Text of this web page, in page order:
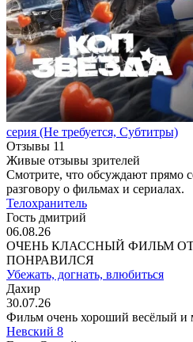
серия (Не требуется, Субтитры)
Отзывы 11
Живые отзывы зрителей
Смотрите, что обсуждают прямо
разговору о фильмах и сериалах.
Телохранитель
Гость дмитрий
06.08.26
ОЧЕНЬ КЛАССНЫЙ ФИЛЬМ
ПОНРАВИЛСЯ
Убежать, догнать, влюбиться
Дахир
30.07.26
Фильм очень хороший весёлый и
Невский 8